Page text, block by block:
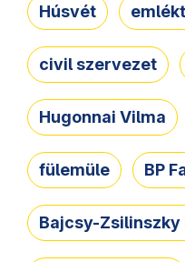
Húsvét
civil szervezet
Hugonnai Vilma
fülemüle BP
Bajcsy-Zsilinszky